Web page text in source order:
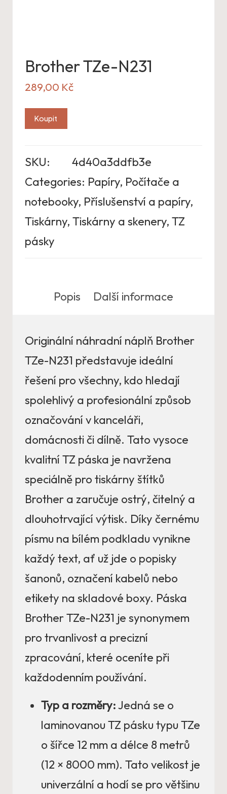
Brother TZe-N231
289,00 Kč
Koupit
SKU:
4d40a3ddfb3e
Categories: Papíry, Počítače a
notebooky, Příslušenství a papíry,
Tiskárny, Tiskárny a skenery, TZ
pásky
Popis Další informace
Originální náhradní náplň Brother
TZe-N231 představuje ideální
řešení pro všechny, kdo hledají
spolehlivý a profesionální způsob
označování v kanceláři,
domácnosti či dílně. Tato vysoce
kvalitní TZ páska je navržena
speciálně pro tiskárny štítků
Brother a zaručuje ostrý, čitelný a
dlouhotrvající výtisk. Díky černému
písmu na bílém podkladu vynikne
každý text, ať už jde o popisky
šanonů, označení kabelů nebo
etikety na skladové boxy. Páska
Brother TZe-N231 je synonymem
pro trvanlivost a precizní
zpracování, které oceníte při
každodenním používání.
Typ a rozměry:Jedná se o
laminovanou TZ pásku typu TZe
o šířce 12 mm a délce 8 metrů
(12 × 8000 mm). Tato velikost je
univerzální a hodí se pro většinu